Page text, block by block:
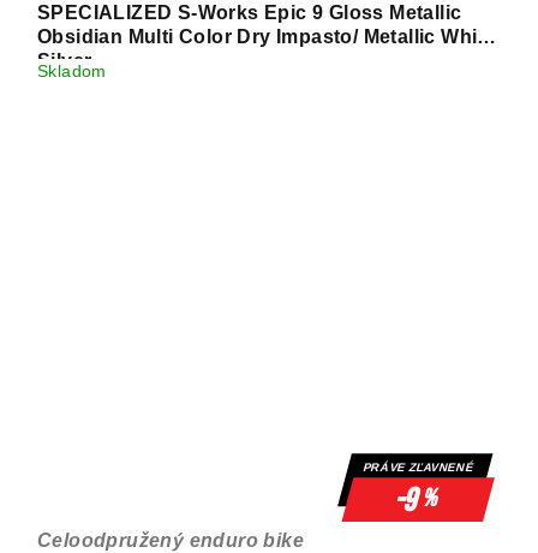
SPECIALIZED S-Works Epic 9 Gloss Metallic
Obsidian Multi Color Dry Impasto/ Metallic White
Silver
Skladom
PRÁVE ZĽAVNENÉ
-9%
Celoodpružený enduro bike